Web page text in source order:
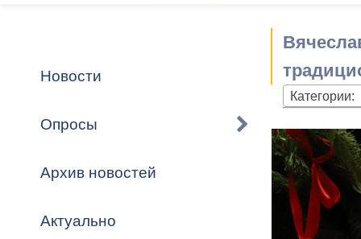
Устав
Города-
городского
Владикавказ
Торги и
Программа
Формы
Обратная
Комиссии
График
Новостная
Актуально
Новости
Опросы
Архив новостей
Актуально
Категории: